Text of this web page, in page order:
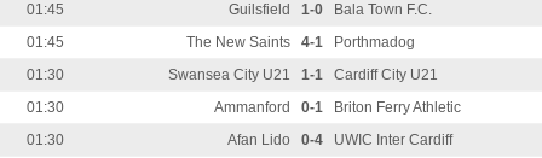
01:45
Guilsfield 1-0
Bala Town F.C.
01:45
The New Saints 4-1
Porthmadog
01:30
Swansea City U21 1-1
Cardiff City U21
01:30
Ammanford 0-1
Briton Ferry Athletic
01:30
Afan Lido 0-4
UWIC Inter Cardiff